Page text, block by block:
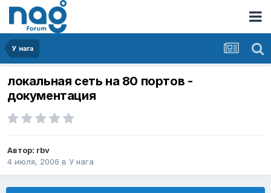
У нага
локальная сеть на 80 портов -
документация
Автор: rbv
4 июля, 2006 в У нага